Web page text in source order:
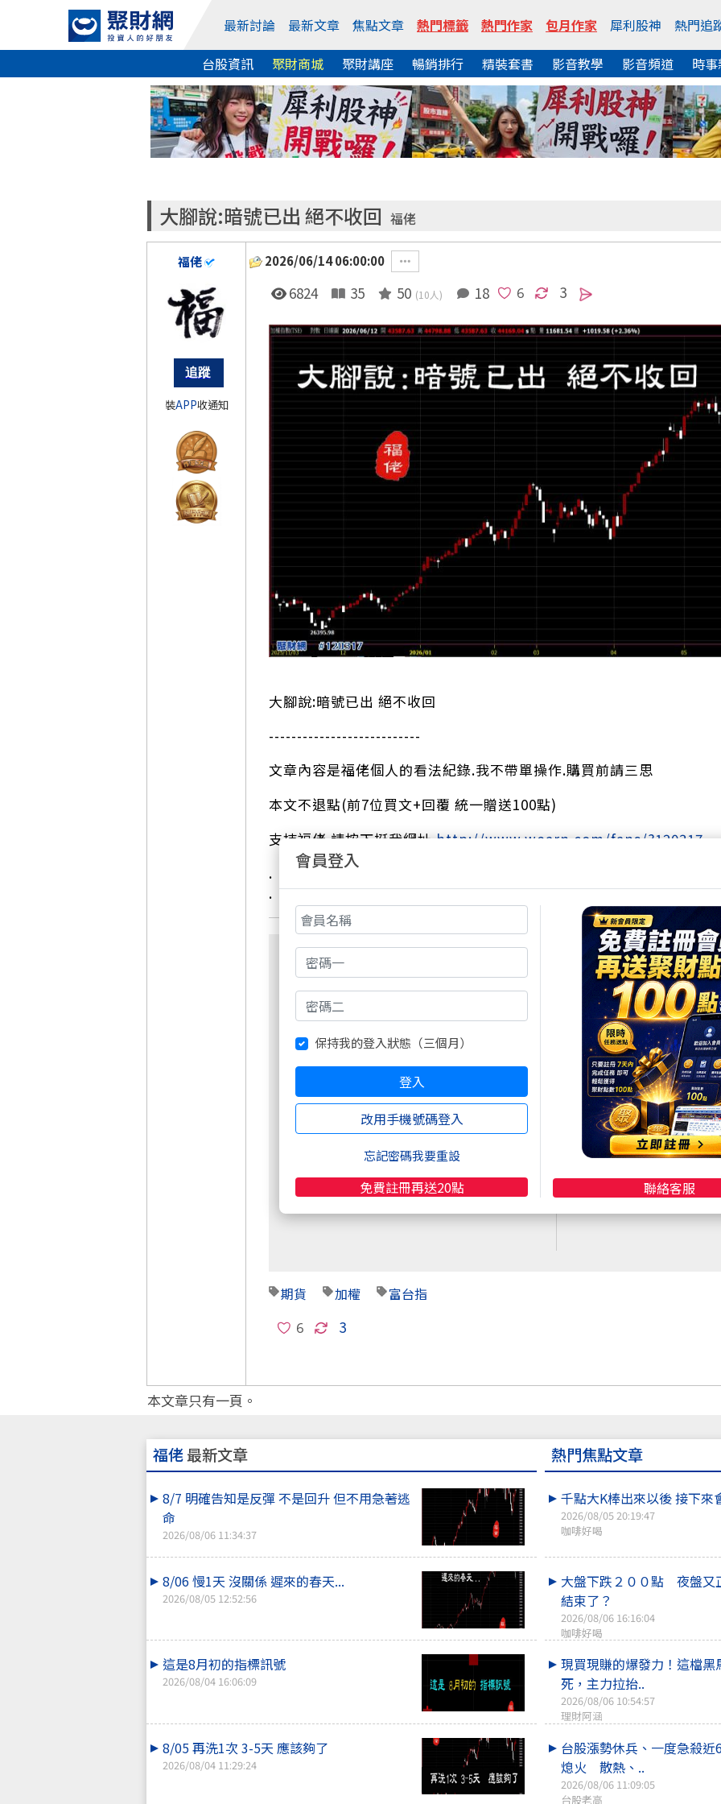
最新討論 最新文章 焦點文章 熱門標籤 熱門作家 包月作家 犀利股神
熱門追
台股資訊
聚財商城 聚財講座 暢銷排行 精裝套書 影音教學 影音頻道 時
大腳說:暗號已出 絕不收回 福佬
福佬
裝APP收通知
2026/06/14 06:00:00
6824 35 50 (10人) 18 3
大腳說:暗號已出 絕不收回
---------------------------
文章內容是福佬個人的看法紀錄.我不帶單操作.購買前請三思
本文不退點(前7位買文+回覆 統一贈送100點)
支持福佬 請按下挺我網址http://www.wearn.com/fans/?120317
.
.
尚有2張圖，1857字元(含語法)未完
閱全文
非會員請先註冊再送聚財點數 20 點
買點數
立即線上購買
超商買真方便
快速購點
( 刷卡、Line Pay、Apple
Pay、Google Pay )
期貨 加權 富台指
3
本文章只有一頁。
福佬最新文章
8/7 明確告知是反彈 不是回升 但不用急著逃
命
2026/08/06 11:34:37
8/06 慢1天 沒關係 遲來的春天...
2026/08/05 12:52:56
這是8月初的指標訊號
2026/08/04 16:06:09
8/05 再洗1次 3-5天 應該夠了
2026/08/04 11:29:24
熱門焦點文章
千點大K棒出來以後 接下來
2026/08/05 20:19:47
咖啡好喝
大盤下跌２００點 夜盤
結束了？
2026/08/06 16:16:04
咖啡好喝
現買現賺的爆發力！這檔黑
死，主力拉抬..
2026/08/06 10:54:57
理財阿涵
台股漲勢休兵、一度急殺
熄火 散熱、..
2026/08/06 11:09:05
台股老高
會員登入
保持我的登入狀態（三個月）
登入
改用手機號碼登入
忘記密碼我要重設
免費註冊再送20點 聯絡客服